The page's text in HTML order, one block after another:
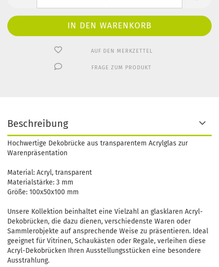
AUF DEN MERKZETTEL
FRAGE ZUM PRODUKT
Beschreibung
Hochwertige Dekobrücke aus transparentem Acrylglas zur
Warenpräsentation
Material: Acryl, transparent
Materialstärke: 3 mm
Größe: 100x50x100 mm
Unsere Kollektion beinhaltet eine Vielzahl an glasklaren Acryl-
Dekobrücken, die dazu dienen, verschiedenste Waren oder
Sammlerobjekte auf ansprechende Weise zu präsentieren. Ideal
geeignet für Vitrinen, Schaukästen oder Regale, verleihen diese
Acryl-Dekobrücken Ihren Ausstellungsstücken eine besondere
Ausstrahlung.